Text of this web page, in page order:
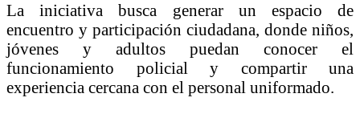
La iniciativa busca generar un espacio de
encuentro y participación ciudadana, donde niños,
jóvenes y adultos puedan conocer el
funcionamiento policial y compartir una
experiencia cercana con el personal uniformado.